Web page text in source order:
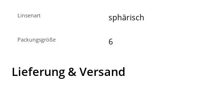
Linsenart sphärisch
Packungsgröße 6
Lieferung & Versand